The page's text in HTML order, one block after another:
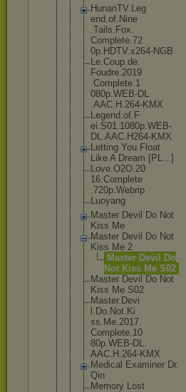
HunanTV.Leg
end.of.Nine
.Tails.Fox.
Complete.72
0p.HDTV.x264-NGB
Le.Coup.de.
Foudre.2019
.Complete.1
080p.WEB-DL
.AAC.H.264-KMX
Legend.of.F
ei.S01.1080p.WEB-
DL.AAC.H264-KMX
Letting You Float
Like A Dream [PL...]
Love.O2O.20
16.Complete
.720p.Webrip
Luoyang
Master Devil Do Not
Kiss Me
Master Devil Do Not
Kiss Me 2
Master Devil Do
Not Kiss Me S02
Master Devil Do Not
Kiss Me S02
Master.Devi
l.Do.Not.Ki
ss.Me.2017.
Complete.10
80p.WEB-DL.
AAC.H.264-K MX
Medical Examiner Dr.
Qin
Memory Lost